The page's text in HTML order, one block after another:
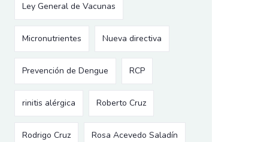
Ley General de Vacunas
Micronutrientes Nueva directiva
Prevención de Dengue RCP
rinitis alérgica Roberto Cruz
Rodrigo Cruz Rosa Acevedo Saladín